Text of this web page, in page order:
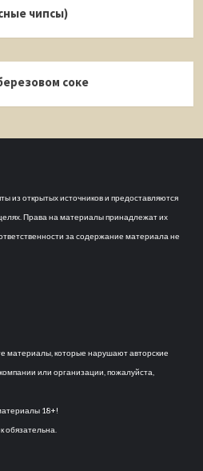
чипсы)
соке
из открытых источников и предоставляются
Права на материалы принадлежат их
за содержание материала не
материалы, которые нарушают авторские
или организации, пожалуйста,
18+!
обязательна.